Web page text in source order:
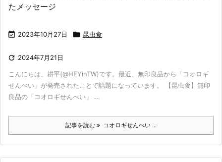
たメッセージ
 2023年10月27日  昆虫食
 2024年7月21日
こんにちは、耕平(@HEYinTW)です。最近、無印良品から「コオロギ
せんべい」が発売されたことで話題になっています。 【昆虫食】無印
良品の「コオロギせんべい」 ...
記事を読む コオロギせんべい ...